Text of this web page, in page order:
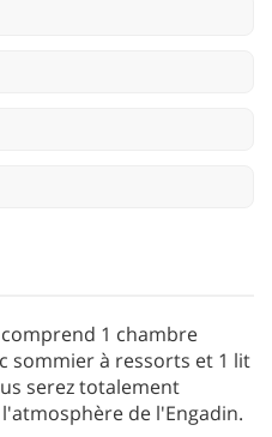
1 chambre
sommier à ressorts et 1 lit
serez totalement
de l'Engadin.